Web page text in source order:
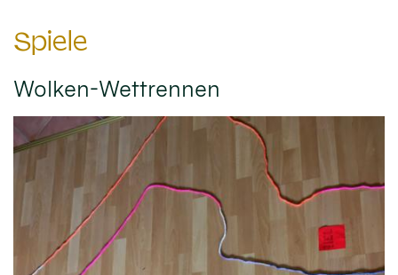
Spiele
Wolken-Wettrennen